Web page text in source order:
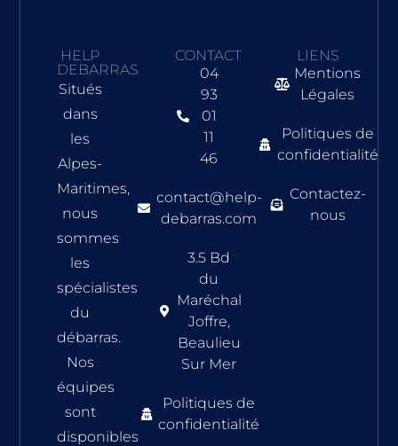
HELP
DEBARRAS
Situés
dans
les
Alpes-
Maritimes,
nous
sommes
les
spécialistes
du
débarras.
Nos
équipes
sont
disponibles
CONTACT
04
93
01
11
46
contact@help-
debarras.com
3.5 Bd
du
Maréchal
Joffre,
Beaulieu
Sur Mer
Politiques de
confidentialité
LIENS
Mentions
Légales
Politiques de
confidentialité
Contactez-
nous